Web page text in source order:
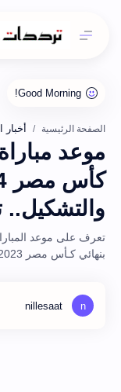
الصفحة الرئيسية أخبار
موعد
والتشكيل..
تعرف على موعد
بنهائي كـأس مصر 2023، القنوات الناقله والتشكيل المتوقع...